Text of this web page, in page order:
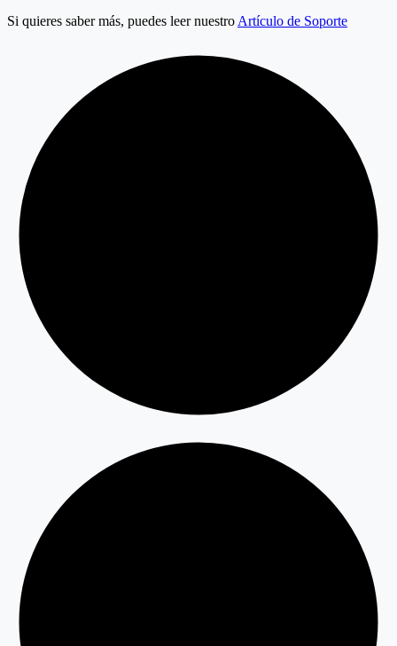
Si quieres saber más, puedes leer nuestro Artículo de Soporte